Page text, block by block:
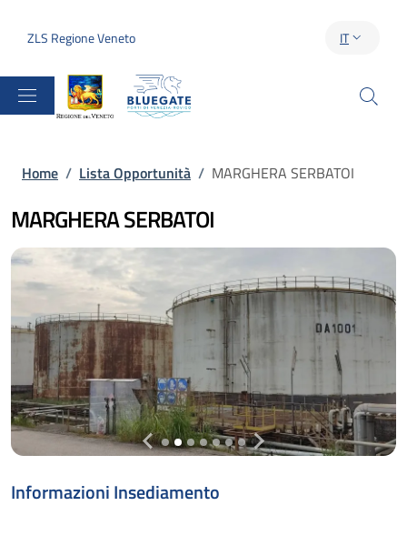
ZLS Regione Veneto IT
Briciole di pane
Home / Lista Opportunità / MARGHERA SERBATOI
MARGHERA SERBATOI
Informazioni Insediamento